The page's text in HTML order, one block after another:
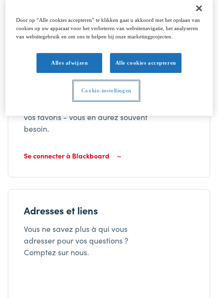
La plupart des exercices et une
grande partie du contenu de cours
Blackboard. Nous utilisons
également cet outil pour rendre des
devoirs et partager des
informations pratiques. Vous
devriez ajouter le lien ci-dessous à
vos favoris - vous en aurez souvent
besoin.
Se connecter à Blackboard
Adresses et liens
Vous ne savez plus à qui vous
adresser pour vos questions ?
Comptez sur nous.
Door op “Alle cookies accepteren” te klikken gaat u akkoord met het opslaan van
cookies op uw apparaat voor het verbeteren van websitenavigatie, het analyseren
van websitegebruik en om ons te helpen bij onze marketingprojecten.
Alles afwijzen Alle cookies accepteren
Cookie-instellingen